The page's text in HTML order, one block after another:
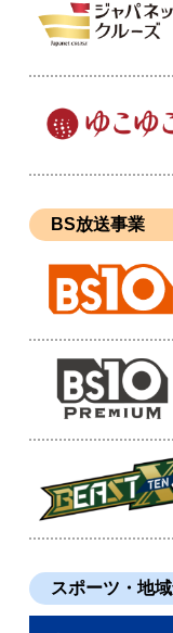
BS放送事業
スポーツ・地